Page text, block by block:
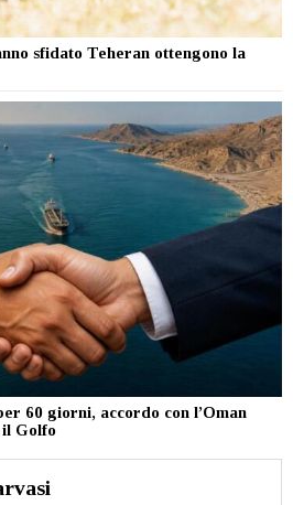
sfidato Teheran ottengono la
60 giorni, accordo con l’Oman
il Golfo